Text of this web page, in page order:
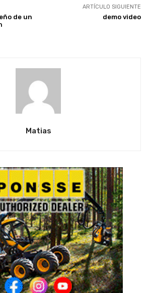
de un
ARTÍCULO SIGUIENTE
demo video
Matias